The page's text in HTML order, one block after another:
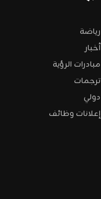
رياضة
أخبار
مبادرات الرؤية
ترجمات
دولي
إعلانات وظائف